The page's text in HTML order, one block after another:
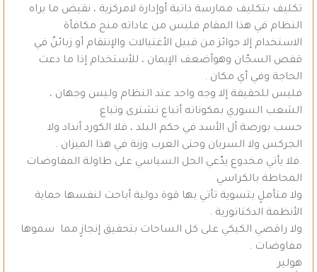
تكليف بتكليف ممارسة ذاتية أوإدارة لامركزية ، نقيض ما يراه
النظام في هذا المقام فليس من عاداته منح مكافأة
الاستخدام إلا جوائز من قبيل الأغتيالات والإنتقام أو زبائنٌ في
قفص السجّان وهوأضعف الإيمان ، للأستخدام إذا ما دعت
الحاجة وفي أي مكان .
فليس للحقيقة إلا وجه واحد عند النظام وليس وجهان ،
الشعب السوري بمكوناته أتباع تشترى وتباع
حسب بورصة أل الأسد في حكم البلد ، فلا الكورد أنداد ولا
الجركس ولا السريان وحتى العرب وزنة في هذا الميزان .
.فلا يأتي مخدوع يدّعي الحل السياسي على طاولة المفاوضات
المحاطة بالكراسي
ولا متأملٍ بتسوية تأتي بها قوة دولية أباحت لنفسها حماية
الأنظمة الدكتاتورية .
ولا راقصي الكيكي على كل الساحات بتحقيق إنجازٍ مما سموها
مفاوضات .
هولير